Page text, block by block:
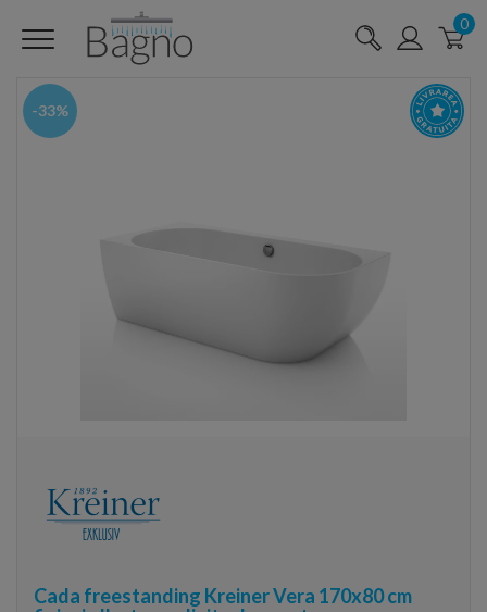
0
-33%
Cada freestanding Kreiner Vera 170x80 cm